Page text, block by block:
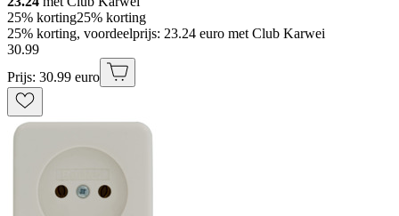
25% korting25% korting
25% korting, voordeelprijs: 23.24 euro met Club Karwei
30.99
Prijs: 30.99 euro